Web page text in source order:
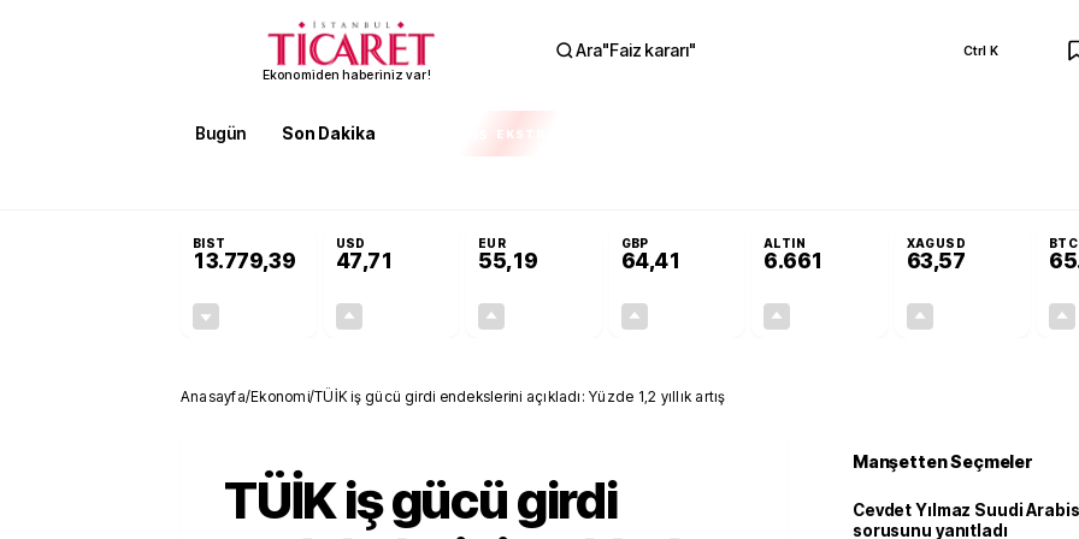
Ekonomiden haberiniz var!
Ara"Faiz kararı" Ctrl K
Bugün Son Dakika EKSTRA
BIST
13.779,39
USD
47,71
EUR
55,19
GBP
64,41
ALTIN
6.661
XAGUSD
63,57
BTC
Anasayfa/Ekonomi/TÜİK iş gücü girdi endekslerini açıkladı: Yüzde 1,2 yıllık artış
TÜİK iş gücü girdi
Manşetten Seçmeler
Cevdet Yılmaz Suudi
sorusunu yanıtladı